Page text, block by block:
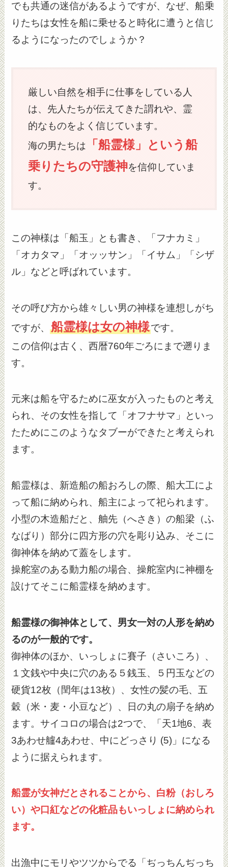
でも共通の迷信があるようですが、なぜ、船乗
りたちは女性を船に乗せると時化に遭うと信じ
るようになったのでしょうか？
厳しい自然を相手に仕事をしている人
は、先人たちが伝えてきた謂れや、霊
的なものをよく信じています。
海の男たちは
「船霊様」という船
乗りたちの守護神を信仰していま
す。
この神様は「船玉」とも書き、「フナカミ」
「オカタマ」「オッッサン」「イサム」「シザ
ル」などと呼ばれています。
その呼び方から雄々しい男の神様を連想しがち
ですが、船霊様は女の神様です。
この信仰は古く、西暦760年ごろにまで遡りま
す。
元来は船を守るために巫女が入ったものと考え
られ、その女性を指して「オフナサマ」といっ
たためにこのようなタブーができたと考えられ
ます。
船霊様は、新造船の船おろしの際、船大工によ
って船に納められ、船主によって祀られます。
小型の木造船だと、舳先（へさき）の船梁（ふ
なばり）部分に四方形の穴を彫り込み、そこに
御神体を納めて蓋をします。
操舵室のある動力船の場合、操舵室内に神棚を
設けてそこに船霊様を納めます。
船霊様の御神体として、男女一対の人形を納め
るのが一般的です。
御神体のほか、いっしょに賽子（さいころ）、
１文銭や中央に穴のある５銭玉、５円玉などの
硬貨12枚（閏年は13枚）、女性の髪の毛、五
穀（米・麦・小豆など）、日の丸の扇子を納め
ます。サイコロの場合は2つで、「天1地6、表
3あわせ艫4あわせ、中にどっさり (5)」になる
ように据えられます。
船霊が女神だとされることから、白粉（おしろ
い）や口紅などの化粧品もいっしょに納められ
ます。
出漁中にモリやツツからでる「ぢっちんぢっち